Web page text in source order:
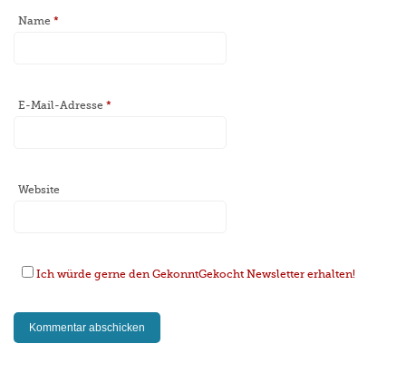
Name*
E-Mail-Adresse*
Website
Ich würde gerne den GekonntGekocht Newsletter erhalten!